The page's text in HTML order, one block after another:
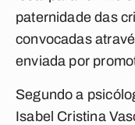
paternidade das
convocadas
enviada por
Segundo a
Isabel Cristina